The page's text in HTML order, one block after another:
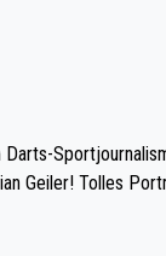
Geiler! Tolles